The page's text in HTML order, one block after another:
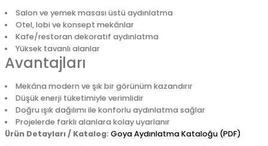
Salon ve yemek masası üstü aydınlatma
Otel, lobi ve konsept mekânlar
Kafe/restoran dekoratif aydınlatma
Yüksek tavanlı alanlar
Avantajları
Mekâna modern ve şık bir görünüm kazandırır
Düşük enerji tüketimiyle verimlidir
Doğru ışık dağılımı ile konforlu aydınlatma sağlar
Projelerde farklı alanlara kolay uyarlanır
Ürün Detayları / Katalog: Goya Aydınlatma Kataloğu (PDF)